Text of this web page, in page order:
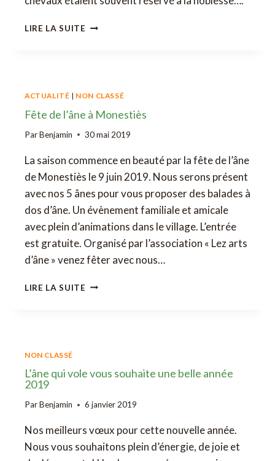
LIRE LA SUITE FÊTE
ACTUALITÉ | NON CLASSÉ
Fête de l’âne à Monestiès
ParBenjamin 30 mai 2019
La saison commence en beauté par la fête de l’âne
de Monestiès le 9 juin 2019. Nous serons présent
avec nos 5 ânes pour vous proposer des balades à
dos d’âne. Un évènement familiale et amicale
avec plein d’animations dans le village. L’entrée
est gratuite. Organisé par l’association « Lez arts
d’âne » venez fêter avec nous…
LIRE LA SUITE FÊTE
NON CLASSÉ
L’âne qui vole vous souhaite une belle année
2019
ParBenjamin 6 janvier 2019
Nos meilleurs vœux pour cette nouvelle année.
Nous vous souhaitons plein d’énergie, de joie et